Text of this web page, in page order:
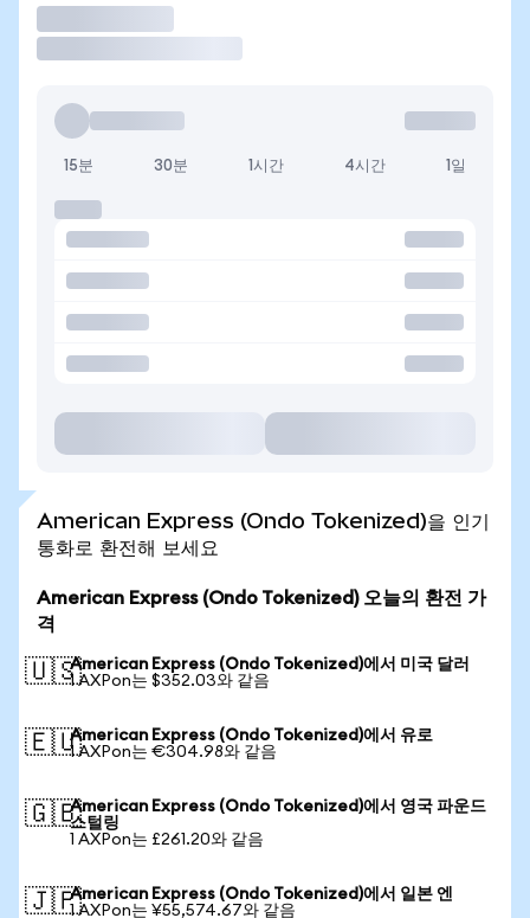
15분 30분 1시간 4시간 1일
American Express (Ondo Tokenized)을 인기
통화로 환전해 보세요
American Express (Ondo Tokenized) 오늘의 환전 가
격
🇺🇸American Express (Ondo Tokenized)에서 미국 달러
1 AXPon는 $352.03와 같음
🇪🇺American Express (Ondo Tokenized)에서 유로
1 AXPon는 €304.98와 같음
🇬🇧American Express (Ondo Tokenized)에서 영국 파운드
스털링
1 AXPon는 £261.20와 같음
🇯🇵American Express (Ondo Tokenized)에서 일본 엔
1 AXPon는 ¥55,574.67와 같음